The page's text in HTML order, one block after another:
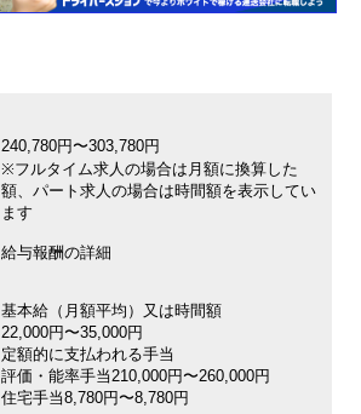
240,780円〜303,780円
※フルタイム求人の場合は月額に換算した
額、パート求人の場合は時間額を表示してい
ます
給与報酬の詳細
基本給（月額平均）又は時間額
22,000円〜35,000円
定額的に支払われる手当
評価・能率手当210,000円〜260,000円
住宅手当8,780円〜8,780円